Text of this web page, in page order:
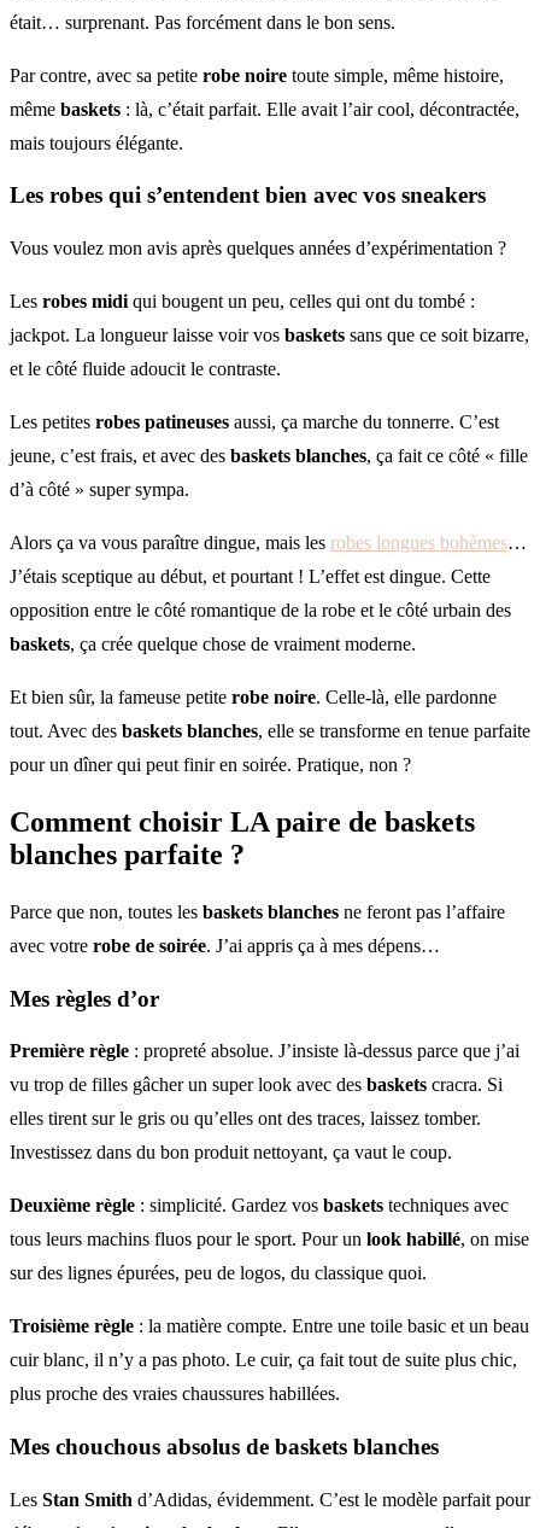
était… surprenant. Pas forcément dans le bon sens.
Par contre, avec sa petite robe noire toute simple, même histoire,
même baskets : là, c’était parfait. Elle avait l’air cool, décontractée,
mais toujours élégante.
Les robes qui s’entendent bien avec vos sneakers
Vous voulez mon avis après quelques années d’expérimentation ?
Les robes midi qui bougent un peu, celles qui ont du tombé :
jackpot. La longueur laisse voir vos baskets sans que ce soit bizarre,
et le côté fluide adoucit le contraste.
Les petites robes patineuses aussi, ça marche du tonnerre. C’est
jeune, c’est frais, et avec des baskets blanches, ça fait ce côté « fille
d’à côté » super sympa.
Alors ça va vous paraître dingue, mais les robes longues bohèmes…
J’étais sceptique au début, et pourtant ! L’effet est dingue. Cette
opposition entre le côté romantique de la robe et le côté urbain des
baskets, ça crée quelque chose de vraiment moderne.
Et bien sûr, la fameuse petite robe noire. Celle-là, elle pardonne
tout. Avec des baskets blanches, elle se transforme en tenue parfaite
pour un dîner qui peut finir en soirée. Pratique, non ?
Comment choisir LA paire de baskets
blanches parfaite ?
Parce que non, toutes les baskets blanches ne feront pas l’affaire
avec votre robe de soirée. J’ai appris ça à mes dépens…
Mes règles d’or
Première règle : propreté absolue. J’insiste là-dessus parce que j’ai
vu trop de filles gâcher un super look avec des baskets cracra. Si
elles tirent sur le gris ou qu’elles ont des traces, laissez tomber.
Investissez dans du bon produit nettoyant, ça vaut le coup.
Deuxième règle : simplicité. Gardez vos baskets techniques avec
tous leurs machins fluos pour le sport. Pour un look habillé, on mise
sur des lignes épurées, peu de logos, du classique quoi.
Troisième règle : la matière compte. Entre une toile basic et un beau
cuir blanc, il n’y a pas photo. Le cuir, ça fait tout de suite plus chic,
plus proche des vraies chaussures habillées.
Mes chouchous absolus de baskets blanches
Les Stan Smith d’Adidas, évidemment. C’est le modèle parfait pour